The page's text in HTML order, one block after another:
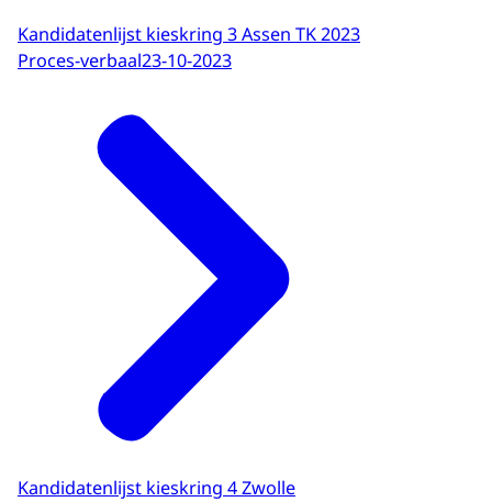
Kandidatenlijst kieskring 3 Assen TK 2023
Proces-verbaal23-10-2023
Kandidatenlijst kieskring 4 Zwolle